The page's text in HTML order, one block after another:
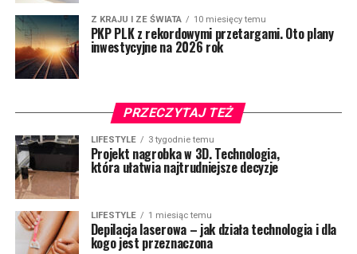
Z KRAJU I ZE ŚWIATA 10 miesięcy temu
PKP PLK z rekordowymi przetargami. Oto plany
inwestycyjne na 2026 rok
PRZECZYTAJ TEŻ
LIFESTYLE 3 tygodnie temu
Projekt nagrobka w 3D. Technologia,
która ułatwia najtrudniejsze decyzje
LIFESTYLE 1 miesiąc temu
Depilacja laserowa – jak działa technologia i dla
kogo jest przeznaczona